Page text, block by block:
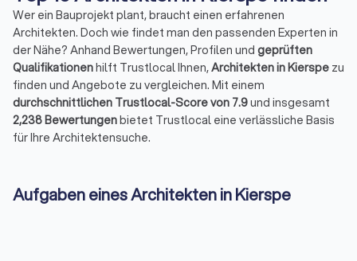
Wer ein Bauprojekt plant, braucht einen erfahrenen
Architekten. Doch wie findet man den passenden Experten in
der Nähe? Anhand Bewertungen, Profilen und geprüften
Qualifikationenhilft Trustlocal Ihnen,Architekten in Kierspe zu
finden und Angebote zu vergleichen. Mit einem
durchschnittlichen Trustlocal-Score von 7.9und insgesamt
2,238 Bewertungenbietet Trustlocal eine verlässliche Basis
für Ihre Architektensuche.
Aufgaben eines Architekten in Kierspe